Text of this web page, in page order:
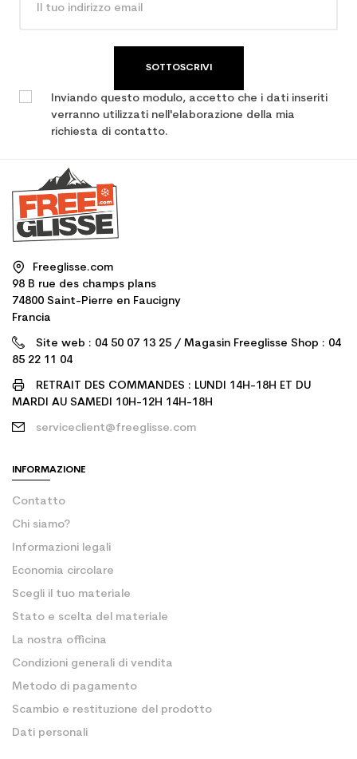
SOTTOSCRIVI
Inviando questo modulo, accetto che i dati inseriti
verranno utilizzati nell'elaborazione della mia
richiesta di contatto.
Freeglisse.com
98 B rue des champs plans
74800 Saint-Pierre en Faucigny
Francia
Site web : 04 50 07 13 25 / Magasin Freeglisse Shop : 04
85 22 11 04
RETRAIT DES COMMANDES : LUNDI 14H-18H ET DU
MARDI AU SAMEDI 10H-12H 14H-18H
serviceclient@freeglisse.com
INFORMAZIONE
Contatto
Chi siamo?
Informazioni legali
Economia circolare
Scegli il tuo materiale
Stato e scelta del materiale
La nostra officina
Condizioni generali di vendita
Metodo di pagamento
Scambio e restituzione del prodotto
Dati personali